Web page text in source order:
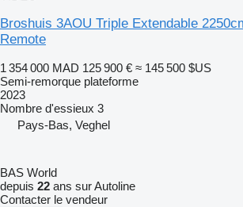
Broshuis 3AOU Triple Extendable
Remote
1 354 000 MAD 125 900 € ≈ 145 500 $US
Semi-remorque plateforme
2023
Nombre d'essieux 3
Pays-Bas, Veghel
BAS World
depuis 22 ans sur Autoline
Contacter le vendeur